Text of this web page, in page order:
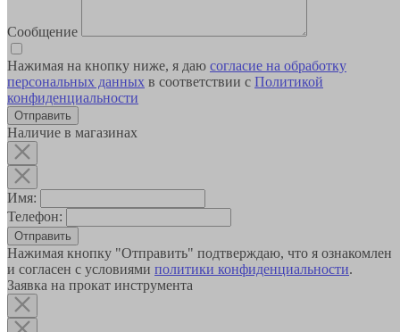
Сообщение
Нажимая на кнопку ниже, я даю согласие на обработку
персональных данных в соответствии с Политикой
конфиденциальности
Наличие в магазинах
Имя:
Телефон:
Отправить
Нажимая кнопку "Отправить" подтверждаю, что я ознакомлен
и согласен с условиями политики конфиденциальности.
Заявка на прокат инструмента